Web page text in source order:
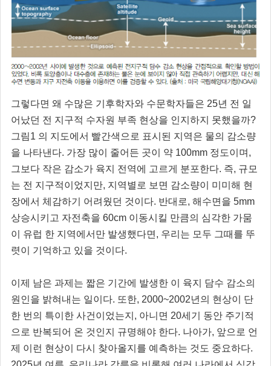
그렇다면 왜 수많은 기후학자와 수문학자들은 25년 전 일
어났던 전 지구적 수자원 부족 현상을 인지하지 못했을까?
그림1 의 지도에서 빨간색으로 표시된 지역은 물의 감소량
을 나타낸다. 가장 많이 줄어든 곳이 약 100mm 정도이며,
그보다 작은 감소가 육지 전역에 고르게 분포한다. 즉, 규모
는 전 지구적이었지만, 지역별로 보면 감소량이 미미해 현
장에서 체감하기 어려웠던 것이다. 반대로, 해수면을 5mm
상승시키고 자전축을 60cm 이동시킬 만큼의 심각한 가뭄
이 유럽 한 지역에서만 발생했다면, 우리는 모두 그때를 뚜
렷이 기억하고 있을 것이다.
이제 남은 과제는 짧은 기간에 발생한 이 육지 담수 감소의
원인을 밝혀내는 일이다. 또한, 2000~2002년의 현상이 단
한 번의 특이한 사건이었는지, 아니면 20세기 동안 주기적
으로 반복되어 온 것인지 규명해야 한다. 나아가, 앞으로 언
제 이런 현상이 다시 찾아올지를 예측하는 것도 중요하다.